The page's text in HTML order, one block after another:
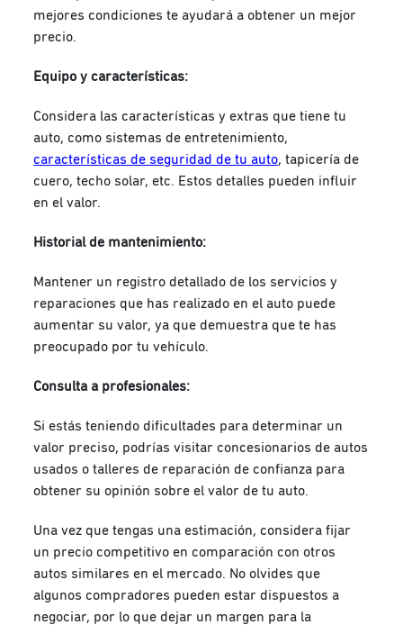
mejores condiciones te ayudará a obtener un mejor
precio.
Equipo y características:
Considera las características y extras que tiene tu
auto, como sistemas de entretenimiento,
características de seguridad de tu auto, tapicería de
cuero, techo solar, etc. Estos detalles pueden influir
en el valor.
Historial de mantenimiento:
Mantener un registro detallado de los servicios y
reparaciones que has realizado en el auto puede
aumentar su valor, ya que demuestra que te has
preocupado por tu vehículo.
Consulta a profesionales:
Si estás teniendo dificultades para determinar un
valor preciso, podrías visitar concesionarios de autos
usados o talleres de reparación de confianza para
obtener su opinión sobre el valor de tu auto.
Una vez que tengas una estimación, considera fijar
un precio competitivo en comparación con otros
autos similares en el mercado. No olvides que
algunos compradores pueden estar dispuestos a
negociar, por lo que dejar un margen para la